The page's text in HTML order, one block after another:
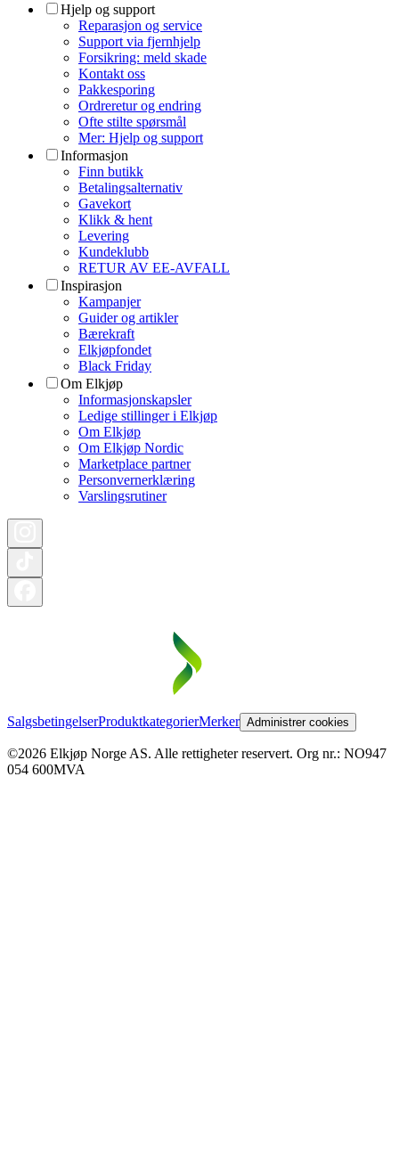
Hjelp og support
Reparasjon og service
Support via fjernhjelp
Forsikring: meld skade
Kontakt oss
Pakkesporing
Ordreretur og endring
Ofte stilte spørsmål
Mer: Hjelp og support
Informasjon
Finn butikk
Betalingsalternativ
Gavekort
Klikk & hent
Levering
Kundeklubb
RETUR AV EE-AVFALL
Inspirasjon
Kampanjer
Guider og artikler
Bærekraft
Elkjøpfondet
Black Friday
Om Elkjøp
Informasjonskapsler
Ledige stillinger i Elkjøp
Om Elkjøp
Om Elkjøp Nordic
Marketplace partner
Personvernerklæring
Varslingsrutiner
SalgsbetingelserProduktkategorierMerker Administrer cookies
©2026 Elkjøp Norge AS. Alle rettigheter reservert. Org nr.: NO947
054 600MVA